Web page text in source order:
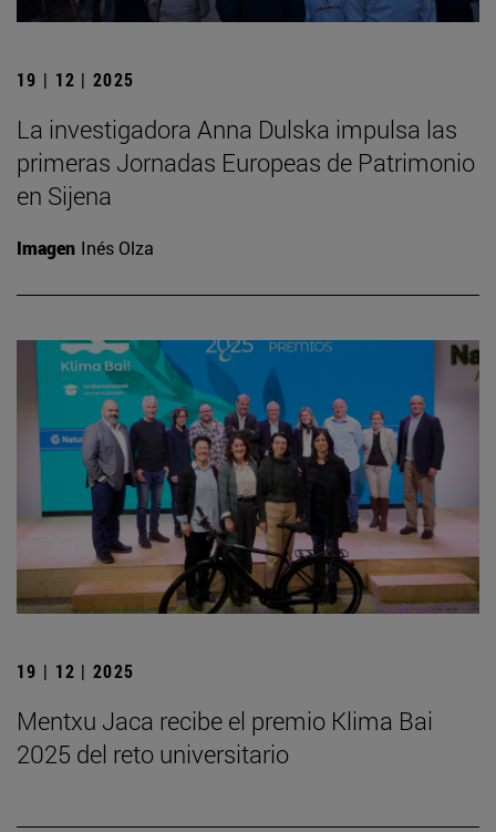
19 | 12 | 2025
La investigadora Anna Dulska impulsa las
primeras Jornadas Europeas de Patrimonio
en Sijena
Imagen Inés Olza
19 | 12 | 2025
Mentxu Jaca recibe el premio Klima Bai
2025 del reto universitario